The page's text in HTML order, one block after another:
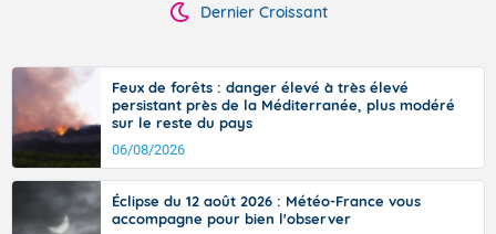
Dernier Croissant
Feux de forêts : danger élevé à très élevé
persistant près de la Méditerranée, plus modéré
sur le reste du pays
06/08/2026
Éclipse du 12 août 2026 : Météo-France vous
accompagne pour bien l'observer